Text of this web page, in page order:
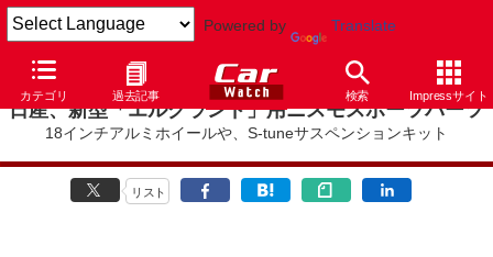
Powered by Translate
カテゴリ 過去記事 検索 Impressサイト
日産、新型「エルグランド」用ニスモスポーツパーツ
18インチアルミホイールや、S-tuneサスペンションキット
リスト